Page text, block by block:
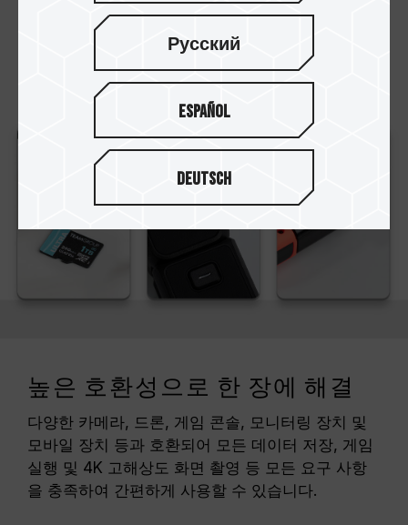
V30표준 사양에 부합하며, 1080p, 4K 및
그 이상의 고해상도 이미지를 촬영할 수 있습니다.
높은 호환성으로 한 장에 해결
다양한 카메라, 드론, 게임 콘솔, 모니터링 장치 및
모바일 장치 등과 호환되어 모든 데이터 저장, 게임
실행 및 4K 고해상도 화면 촬영 등 모든 요구 사항
을 충족하여 간편하게 사용할 수 있습니다.
Русский
Español
Deutsch